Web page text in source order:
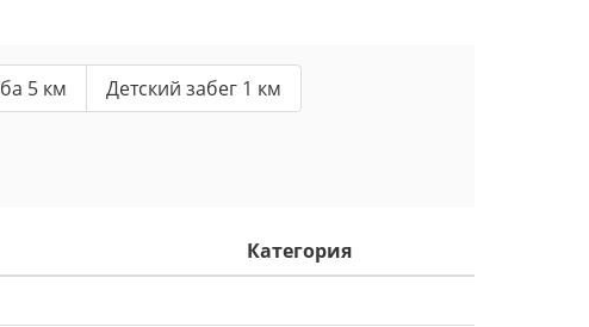
5 км Детский забег 1 км
Категория